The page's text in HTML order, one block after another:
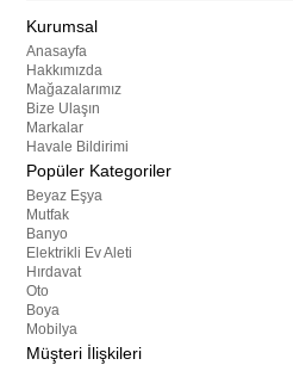
Kurumsal
Anasayfa
Hakkımızda
Mağazalarımız
Bize Ulaşın
Markalar
Havale Bildirimi
Popüler Kategoriler
Beyaz Eşya
Mutfak
Banyo
Elektrikli Ev Aleti
Hırdavat
Oto
Boya
Mobilya
Müşteri İlişkileri